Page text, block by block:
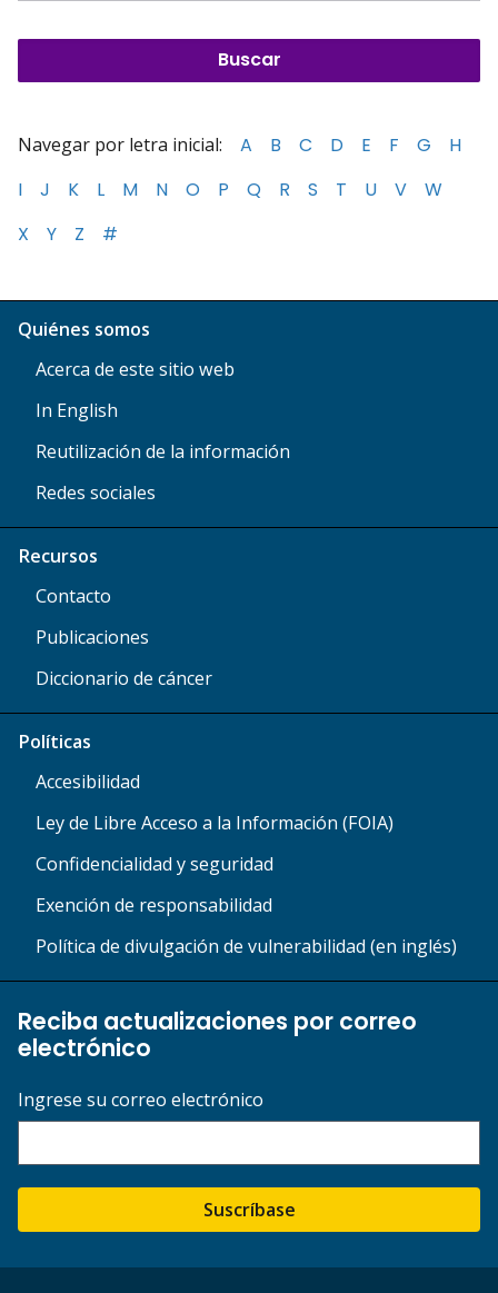
Navegar por letra inicial: A B C D E F G
H
I
J K L M N O P Q R S T U V
W
X
Y Z #
Quiénes somos
Acerca de este sitio web
In English
Reutilización de la información
Redes sociales
Recursos
Contacto
Publicaciones
Diccionario de cáncer
Políticas
Accesibilidad
Ley de Libre Acceso a la Información (FOIA)
Confidencialidad y seguridad
Exención de responsabilidad
Política de divulgación de vulnerabilidad (en inglés)
Reciba actualizaciones por correo
electrónico
Ingrese su correo electrónico
Suscríbase